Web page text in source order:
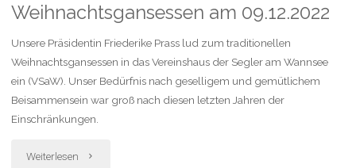
Sachspenden
für
Evas
Haltestelle
Weihnachtsgansessen am 09.12.2022
Unsere Präsidentin Friederike Prass lud zum traditionellen
Weihnachtsgansessen in das Vereinshaus der Segler am Wannsee
ein (VSaW). Unser Bedürfnis nach geselligem und gemütlichem
Beisammensein war groß nach diesen letzten Jahren der
Einschränkungen.
Weiterlesen "Weihnachtsgansessen